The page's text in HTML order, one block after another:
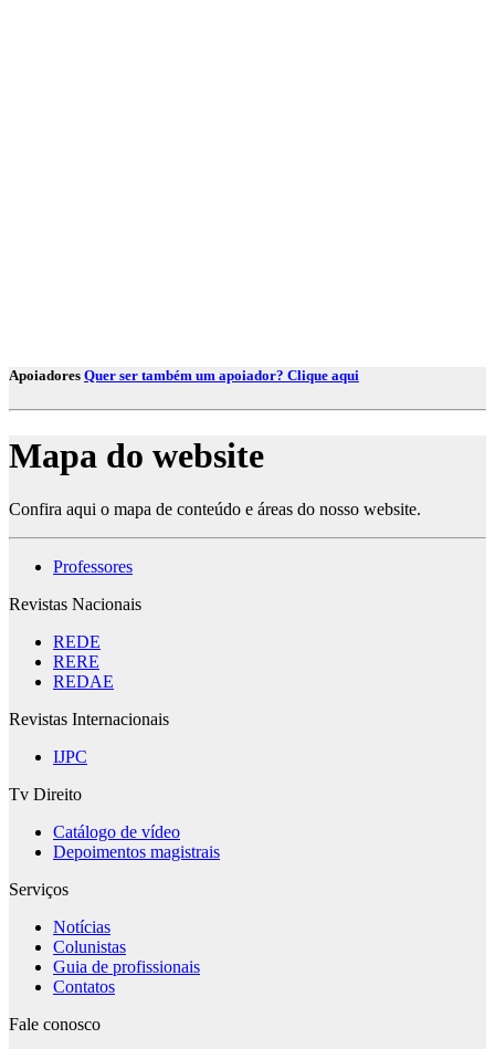
Apoiadores Quer ser também um apoiador? Clique aqui
Mapa do website
Confira aqui o mapa de conteúdo e áreas do nosso website.
Professores
Revistas Nacionais
REDE
RERE
REDAE
Revistas Internacionais
IJPC
Tv Direito
Catálogo de vídeo
Depoimentos magistrais
Serviços
Notícias
Colunistas
Guia de profissionais
Contatos
Fale conosco